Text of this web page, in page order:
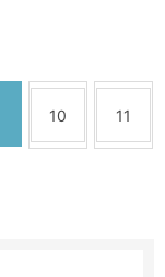
10 11